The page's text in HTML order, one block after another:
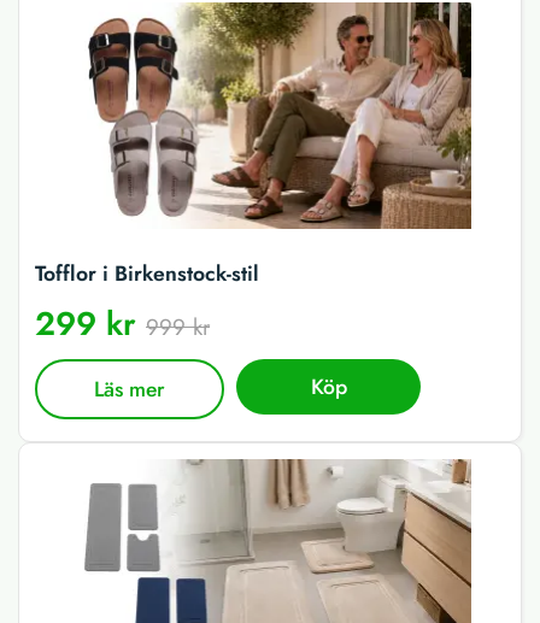
Tofflor i Birkenstock-stil
299 kr 999 kr
Läs mer Köp